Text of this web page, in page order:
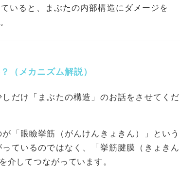
いると、まぶたの内部構造にダメージを
（メカニズム解説）
だけ「まぶたの構造」のお話をさせてくだ
「眼瞼挙筋（がんけんきょきん）」という
ているのではなく、「挙筋腱膜（きょきん
してつながっています。